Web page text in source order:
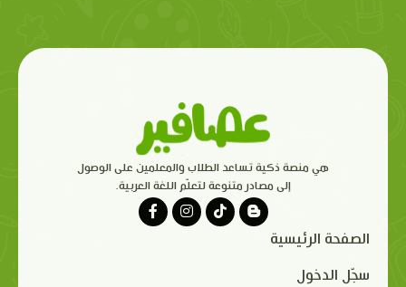
هي منصة ذكية تساعد الطلاب والمعلمين على الوصول
إلى مصادر متنوعة لتعلّم اللغة العربية.
الصفحة الرئيسية
سجّل الدخول